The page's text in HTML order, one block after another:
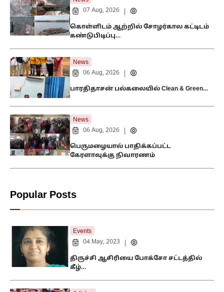
07 Aug, 2026
கொள்ளிடம் ஆற்றில் சோழர்கால கட்டிடம்
கண்டுபிடிப்பு…
News
06 Aug, 2026
பாரதிதாசன் பல்கலையில் Clean & Green…
News
06 Aug, 2026
பெருமழையால் பாதிக்கப்பட்ட
கேரளாவுக்கு நிவாரணம்
Popular Posts
Events
04 May, 2023
திருச்சி ஆசிரியை போக்சோ சட்டத்தில்
கீழ்…